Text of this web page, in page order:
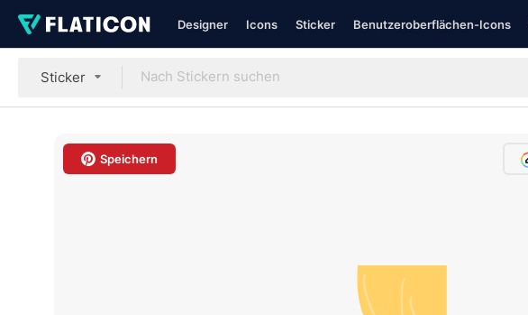
Designer Icons Sticker Benutzeroberflächen-Icons
Sticker
Speichern